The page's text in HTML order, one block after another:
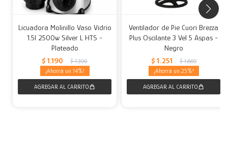
Licuadora Molinillo Vaso Vidrio
1.5l 2500w Silver L HTS -
Plateado
$ 1.190 $ 1.390
14
Ventilador de Pie Cuori Brezza
Plus Oscilante 3 Vel 5 Aspas -
Negro
$ 1.251 $ 1.669
25